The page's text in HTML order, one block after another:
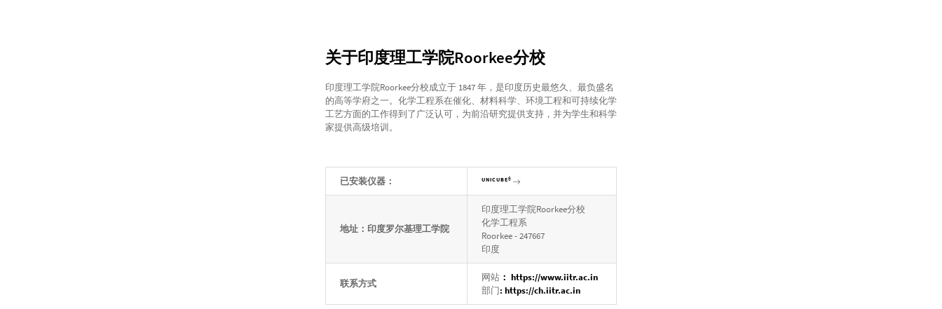
关于印度理工学院Roorkee分校
印度理工学院Roorkee分校成立于 1847 年，是印度历史最悠久、最负盛名
的高等学府之一。化学工程系在催化、材料科学、环境工程和可持续化学
工艺方面的工作得到了广泛认可，为前沿研究提供支持，并为学生和科学
家提供高级培训。
已安装仪器： UNICUBE®
地址：印度罗尔基理工学院
印度理工学院Roorkee分校
化学工程系
Roorkee - 247667
印度
联系方式
网站： https://www.iitr.ac.in
部门: https://ch.iitr.ac.in